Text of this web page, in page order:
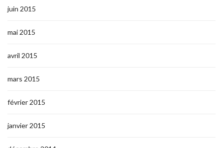
juin 2015
mai 2015
avril 2015
mars 2015
février 2015
janvier 2015